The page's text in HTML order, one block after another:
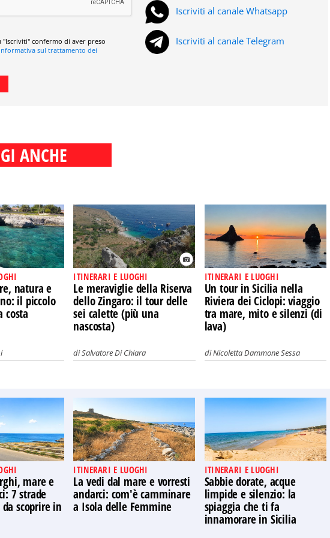
"Iscriviti" confermo di aver preso
informativa sul trattamento dei
Iscriviti al canale Whatsapp
Iscriviti al canale Telegram
ANCHE
natura e
il piccolo
costa
ITINERARI E LUOGHI
Le meraviglie della Riserva
dello Zingaro: il tour delle
sei calette (più una
nascosta)
diSalvatore Di Chiara
ITINERARI E LUOGHI
Un tour in Sicilia nella
Riviera dei Ciclopi: viaggio
tra mare, mito e silenzi (di
lava)
diNicoletta Dammone Sessa
mare e
7 strade
scoprire in
ITINERARI E LUOGHI
La vedi dal mare e vorresti
andarci: com'è camminare
a Isola delle Femmine
ITINERARI E LUOGHI
Sabbie dorate, acque
limpide e silenzio: la
spiaggia che ti fa
innamorare in Sicilia